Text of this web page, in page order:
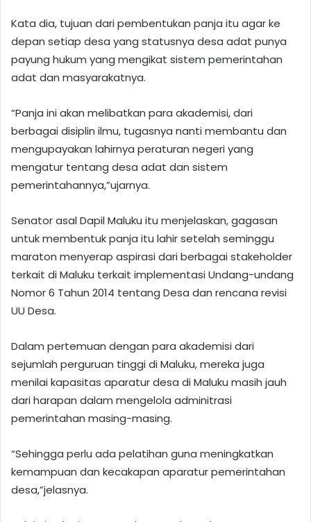
Kata dia, tujuan dari pembentukan panja itu agar ke
depan setiap desa yang statusnya desa adat punya
payung hukum yang mengikat sistem pemerintahan
adat dan masyarakatnya.
“Panja ini akan melibatkan para akademisi, dari
berbagai disiplin ilmu, tugasnya nanti membantu dan
mengupayakan lahirnya peraturan negeri yang
mengatur tentang desa adat dan sistem
pemerintahannya,”ujarnya.
Senator asal Dapil Maluku itu menjelaskan, gagasan
untuk membentuk panja itu lahir setelah seminggu
maraton menyerap aspirasi dari berbagai stakeholder
terkait di Maluku terkait implementasi Undang-undang
Nomor 6 Tahun 2014 tentang Desa dan rencana revisi
UU Desa.
Dalam pertemuan dengan para akademisi dari
sejumlah perguruan tinggi di Maluku, mereka juga
menilai kapasitas aparatur desa di Maluku masih jauh
dari harapan dalam mengelola adminitrasi
pemerintahan masing-masing.
“Sehingga perlu ada pelatihan guna meningkatkan
kemampuan dan kecakapan aparatur pemerintahan
desa,”jelasnya.